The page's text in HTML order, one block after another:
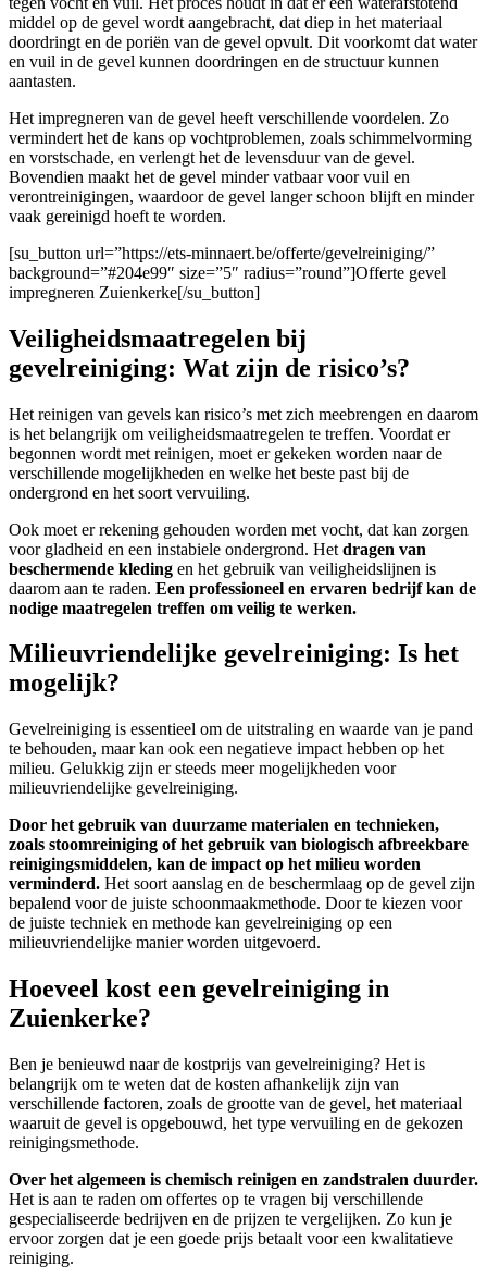
middel op de gevel wordt aangebracht, dat diep in het materiaal
doordringt en de poriën van de gevel opvult. Dit voorkomt dat water
en vuil in de gevel kunnen doordringen en de structuur kunnen
aantasten.
Het impregneren van de gevel heeft verschillende voordelen. Zo
vermindert het de kans op vochtproblemen, zoals schimmelvorming
en vorstschade, en verlengt het de levensduur van de gevel.
Bovendien maakt het de gevel minder vatbaar voor vuil en
verontreinigingen, waardoor de gevel langer schoon blijft en minder
vaak gereinigd hoeft te worden.
[su_button url=”https://ets-minnaert.be/offerte/gevelreiniging/”
background=”#204e99″ size=”5″ radius=”round”]Offerte gevel
impregneren Zuienkerke[/su_button]
Veiligheidsmaatregelen bij
gevelreiniging: Wat zijn de risico’s?
Het reinigen van gevels kan risico’s met zich meebrengen en daarom
is het belangrijk om veiligheidsmaatregelen te treffen. Voordat er
begonnen wordt met reinigen, moet er gekeken worden naar de
verschillende mogelijkheden en welke het beste past bij de
ondergrond en het soort vervuiling.
Ook moet er rekening gehouden worden met vocht, dat kan zorgen
voor gladheid en een instabiele ondergrond. Het dragen van
beschermende kleding en het gebruik van veiligheidslijnen is
daarom aan te raden. Een professioneel en ervaren bedrijf kan de
nodige maatregelen treffen om veilig te werken.
Milieuvriendelijke gevelreiniging: Is het
mogelijk?
Gevelreiniging is essentieel om de uitstraling en waarde van je pand
te behouden, maar kan ook een negatieve impact hebben op het
milieu. Gelukkig zijn er steeds meer mogelijkheden voor
milieuvriendelijke gevelreiniging.
Door het gebruik van duurzame materialen en technieken,
zoals stoomreiniging of het gebruik van biologisch afbreekbare
reinigingsmiddelen, kan de impact op het milieu worden
verminderd. Het soort aanslag en de beschermlaag op de gevel zijn
bepalend voor de juiste schoonmaakmethode. Door te kiezen voor
de juiste techniek en methode kan gevelreiniging op een
milieuvriendelijke manier worden uitgevoerd.
Hoeveel kost een gevelreiniging in
Zuienkerke?
Ben je benieuwd naar de kostprijs van gevelreiniging? Het is
belangrijk om te weten dat de kosten afhankelijk zijn van
verschillende factoren, zoals de grootte van de gevel, het materiaal
waaruit de gevel is opgebouwd, het type vervuiling en de gekozen
reinigingsmethode.
Over het algemeen is chemisch reinigen en zandstralen duurder.
Het is aan te raden om offertes op te vragen bij verschillende
gespecialiseerde bedrijven en de prijzen te vergelijken. Zo kun je
ervoor zorgen dat je een goede prijs betaalt voor een kwalitatieve
reiniging.